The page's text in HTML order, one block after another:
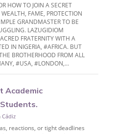
HOW TO JOIN A SECRET
FAME, PROTECTION
GRANDMASTER TO BE
LAZUGIDIOM
FRATERNITY WITH A
IN NIGERIA, #AFRICA. BUT
BROTHERHOOD FROM ALL
#USA, #LONDON,...
Academic
Cádiz
reactions, or tight deadlines